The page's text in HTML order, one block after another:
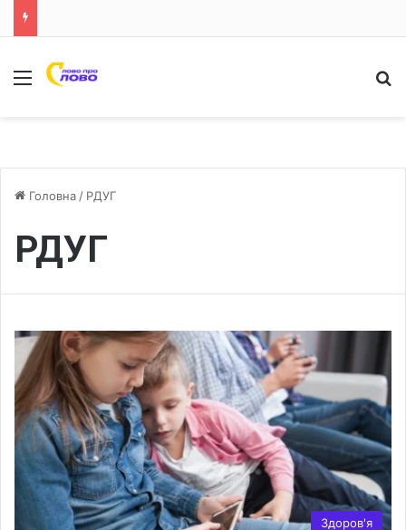
Меню
Головна / РДУГ
РДУГ
Здоров'я